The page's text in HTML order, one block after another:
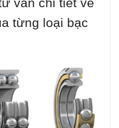
vấn chi tiết về
từng loại bạc